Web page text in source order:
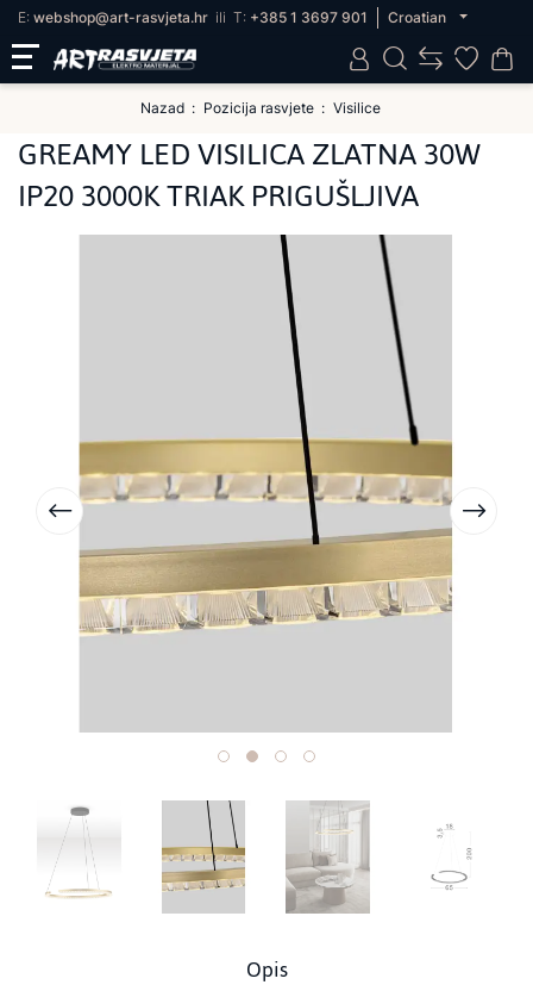
E: webshop@art-rasvjeta.hr ili T: +385 1 3697 901 Croatian
Nazad Pozicija rasvjete Visilice
GREAMY LED VISILICA ZLATNA 30W
IP20 3000K TRIAK PRIGUŠLJIVA
Opis